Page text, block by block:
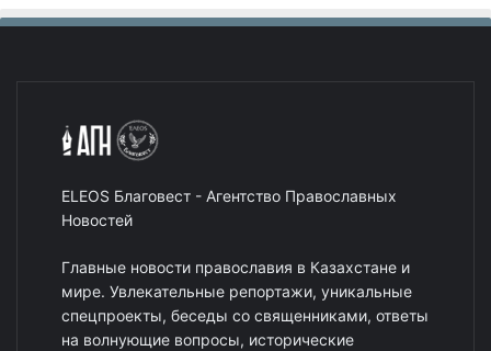
ELEOS Благовест - Агентство Православных
Новостей
Главные новости православия в Казахстане и
мире. Увлекательные репортажи, уникальные
спецпроекты, беседы со священниками, ответы
на волнующие вопросы, исторические